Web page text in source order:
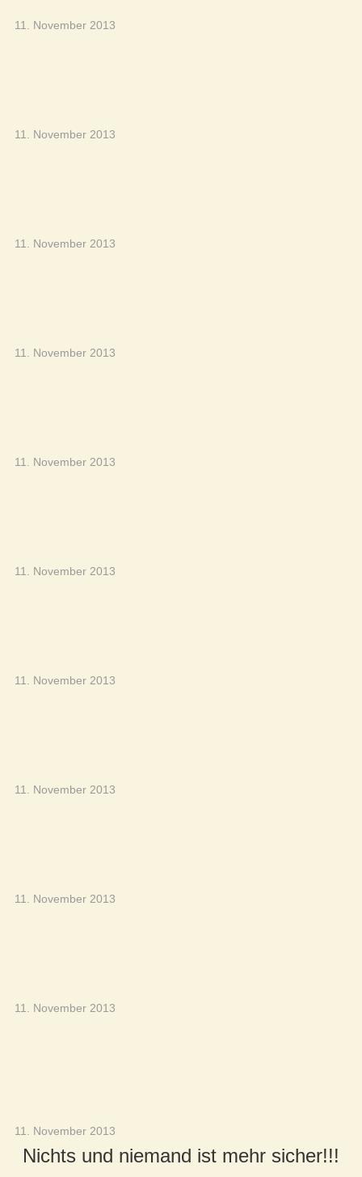
11. November 2013
11. November 2013
11. November 2013
11. November 2013
11. November 2013
11. November 2013
11. November 2013
11. November 2013
11. November 2013
11. November 2013
11. November 2013
Nichts und niemand ist mehr sicher!!!